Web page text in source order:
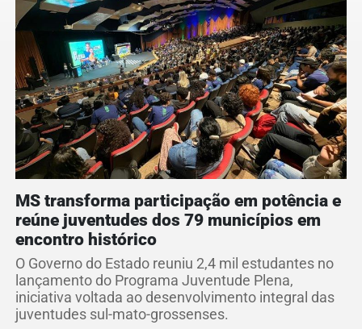
MS transforma participação em potência e
reúne juventudes dos 79 municípios em
encontro histórico
O Governo do Estado reuniu 2,4 mil estudantes no
lançamento do Programa Juventude Plena,
iniciativa voltada ao desenvolvimento integral das
juventudes sul-mato-grossenses.